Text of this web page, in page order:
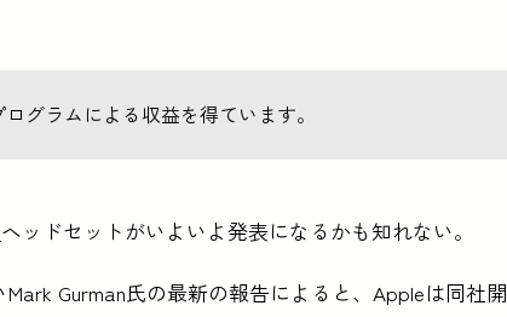
グラムによる収益を得ています。
ヘッドセットがいよいよ発表になるかも知れない。
Gurman氏の最新の報告によると、Appleは同社開